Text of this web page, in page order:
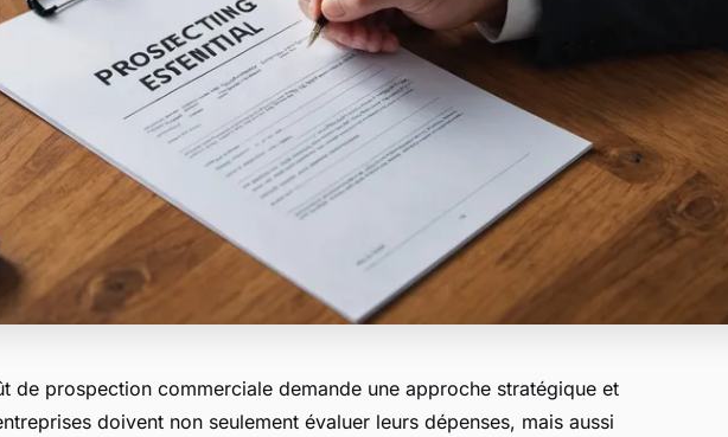
de prospection commerciale demande une approche stratégique et
doivent non seulement évaluer leurs dépenses, mais aussi